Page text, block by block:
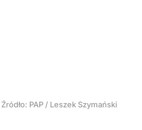
Źródło: PAP / Leszek Szymański